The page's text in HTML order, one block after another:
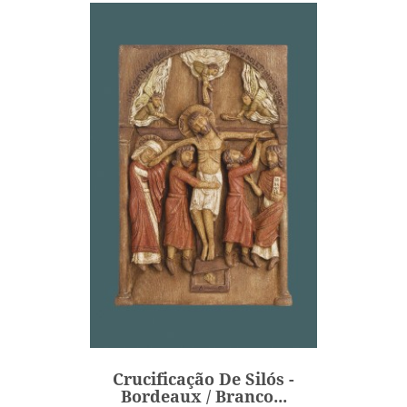
Crucificação De Silós -
Bordeaux / Branco...
Crucificação De Silós -
Preço
950,00 €
ADICIONAR